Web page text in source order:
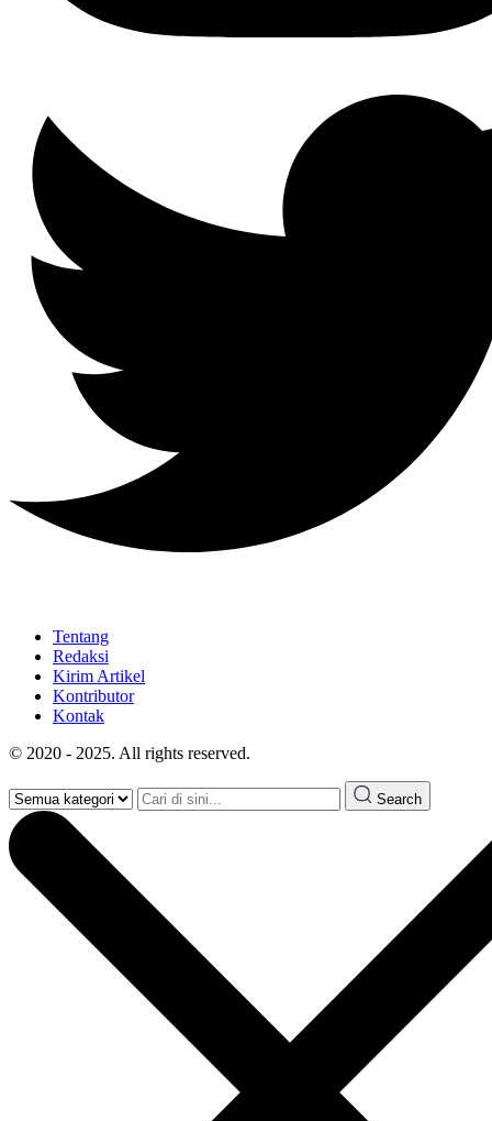
Tentang
Redaksi
Kirim Artikel
Kontributor
Kontak
© 2020 - 2025. All rights reserved.
Search